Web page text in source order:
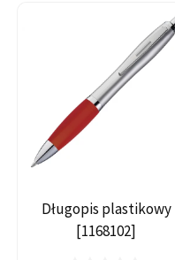
Długopis plastikowy
[1168102]